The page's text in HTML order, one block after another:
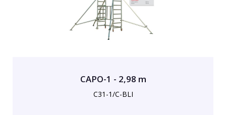
CAPO-1 - 2,98 m
C31-1/C-BLI